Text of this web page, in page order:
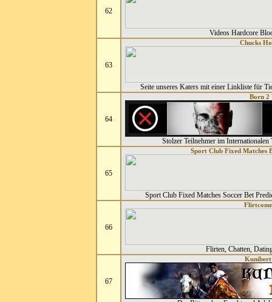
62
Videos Hardcore
63
Chucks
Seite unseres Katers mit einer Linkliste für
64
Born 2
Stolzer Teilnehmer im
65
Sport Club Fixed Matches
Sport Club Fixed Matches Soccer Bet
66
Flirten, Chatten,
67
Kunibert